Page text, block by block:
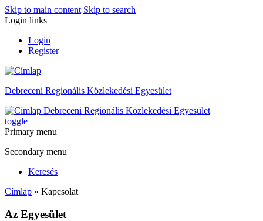
Skip to main content Skip to search
Login links
Login
Register
Debreceni Regionális Közlekedési Egyesület
Debreceni Regionális Közlekedési Egyesület
toggle
Primary menu
Secondary menu
Keresés
Címlap » Kapcsolat
Az Egyesület